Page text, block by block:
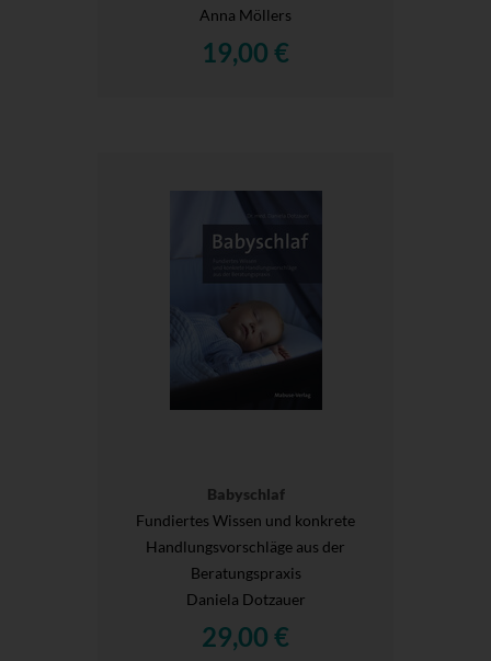
Anna Möllers
19,00 €
Babyschlaf
Fundiertes Wissen und konkrete
Handlungsvorschläge aus der
Beratungspraxis
Daniela Dotzauer
29,00 €